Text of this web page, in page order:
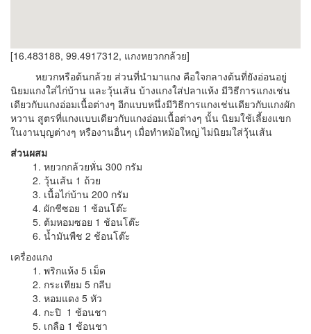
[16.483188, 99.4917312, แกงหยวกกล้วย]
หยวกหรือต้นกล้วย ส่วนที่นำมาแกง คือใจกลางต้นที่ยังอ่อนอยู่
นิยมแกงใส่ไก่บ้าน และวุ้นเส้น บ้างแกงใส่ปลาแห้ง มีวิธีการแกงเช่น
เดียวกับแกงอ่อมเนื้อต่างๆ อีกแบบหนึ่งมีวิธีการแกงเช่นเดียวกับแกงผัก
หวาน สูตรที่แกงแบบเดียวกับแกงอ่อมเนื้อต่างๆ นั้น นิยมใช้เลี้ยงแขก
ในงานบุญต่างๆ หรืองานอื่นๆ เมื่อทำหม้อใหญ่ ไม่นิยมใส่วุ้นเส้น
ส่วนผสม
1. หยวกกล้วยหั่น 300 กรัม
2. วุ้นเส้น 1 ถ้วย
3. เนื้อไก่บ้าน 200 กรัม
4. ผักชีซอย 1 ช้อนโต๊ะ
5. ต้มหอมซอย 1 ช้อนโต๊ะ
6. น้ำมันพืช 2 ช้อนโต๊ะ
เครื่องแกง
1. พริกแห้ง 5 เม็ด
2. กระเทียม 5 กลีบ
3. หอมแดง 5 หัว
4. กะปิ 1 ช้อนชา
5. เกลือ 1 ช้อนชา